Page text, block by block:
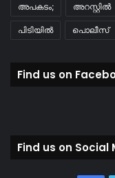
അപകടം; അറസ്റ്റിൽ
പിടിയിൽ പൊലീസ്
Find us on
Find us on Social